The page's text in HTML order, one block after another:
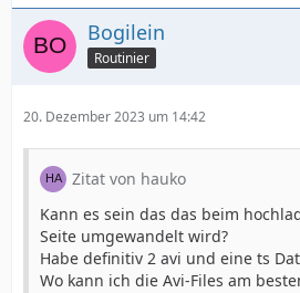
Bogilein
Routinier
20. Dezember 2023 um 14:42
Zitat von hauko
Kann es sein das das beim
Seite umgewandelt wird?
Habe definitiv 2 avi und eine ts
Wo kann ich die Avi-Files am